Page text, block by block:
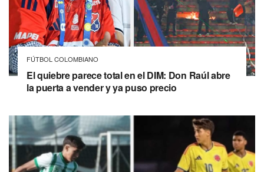
FÚTBOL COLOMBIANO
El quiebre parece total en el DIM: Don Raúl abre
la puerta a vender y ya puso precio